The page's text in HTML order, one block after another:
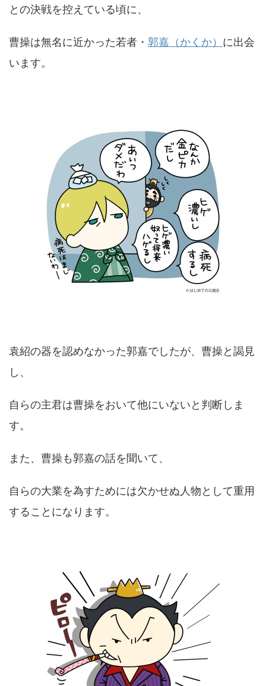
との決戦を控えている頃に、
曹操は無名に近かった若者・ 郭嘉（かくか） に出会
います。
袁紹の器を認めなかった郭嘉でしたが、曹操と謁見
し、
自らの主君は曹操をおいて他にいないと判断しま
す。
また、曹操も郭嘉の話を聞いて、
自らの大業を為すためには欠かせぬ人物として重用
することになります。